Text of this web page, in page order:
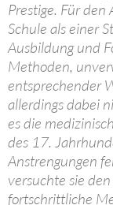
Prestige. Für
Schule als einer
Ausbildung und
Methoden,
entsprechender
allerdings dabei
es die
des 17.
Anstrengungen
versuchte sie
fortschrittliche